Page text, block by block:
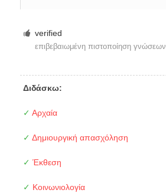
verified
επιβεβαιωμένη πιστοποίηση γνώσεων
Διδάσκω:
✓ Αρχαία
✓ Δημιουργική απασχόληση
✓ Έκθεση
✓ Κοινωνιολογία